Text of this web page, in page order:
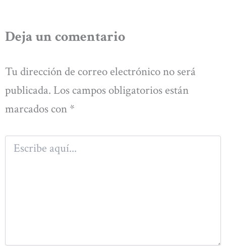
Deja un comentario
Tu dirección de correo electrónico no será
publicada. Los campos obligatorios están
marcados con *
aquí...